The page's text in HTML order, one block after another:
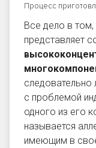
Процесс
Все дело в
представляет
с проблемой
одного из его
называется
имеющим в